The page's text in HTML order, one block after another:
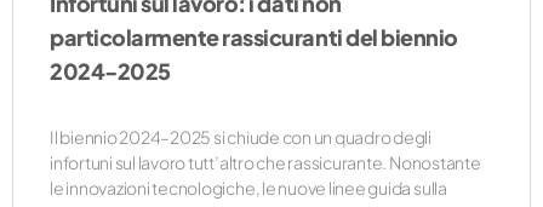
particolarmente rassicuranti del biennio
2024-2025
Il biennio 2024–2025 si chiude con un quadro degli
infortuni sul lavoro tutt’altro che rassicurante. Nonostante
le innovazioni tecnologiche, le nuove linee guida sulla